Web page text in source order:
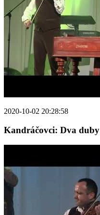
2020-10-02 20:28:58
Kandráčovci: Dva duby